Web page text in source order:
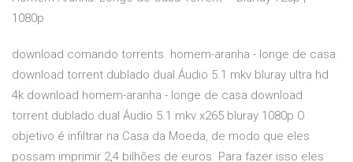
1080p
download comando torrents. homem-aranha - longe de casa
download torrent dublado dual Áudio 5.1 mkv bluray ultra hd
4k download homem-aranha - longe de casa download
torrent dublado dual Áudio 5.1 mkv x265 bluray 1080p O
objetivo é infiltrar na Casa da Moeda, de modo que eles
possam imprimir 2,4 bilhões de euros. Para fazer isso eles